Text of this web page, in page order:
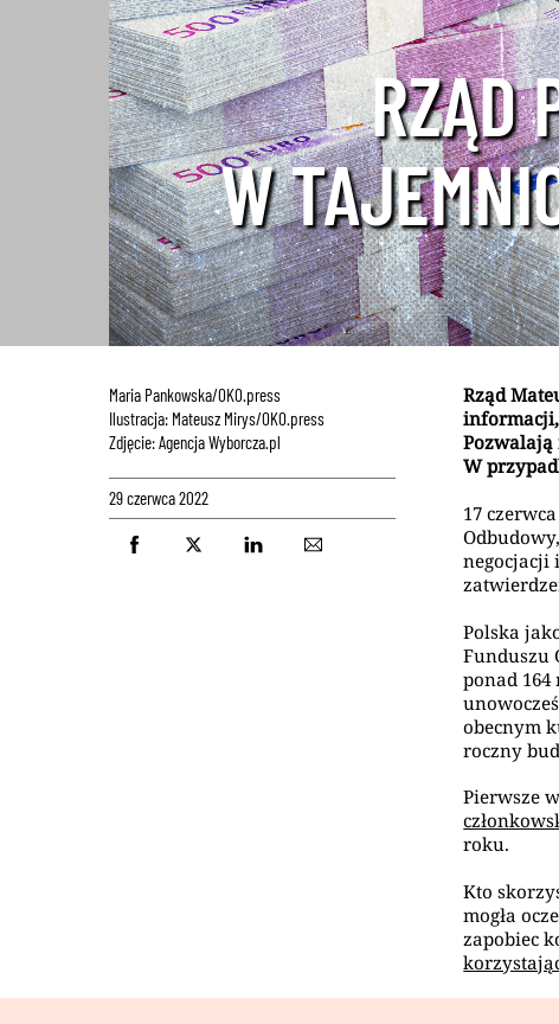
RZĄD
W
Maria Pankowska/OKO.press
Ilustracja: Mateusz Mirys/OKO.press
Zdjęcie: Agencja Wyborcza.pl
29 czerwca 2022
Rząd
informacji,
Pozwalają
W
17
negocjacji
Polska
Funduszu
ponad 164
obecnym
roczny
Pierwsze
roku.
Kto
mogła
zapobiec